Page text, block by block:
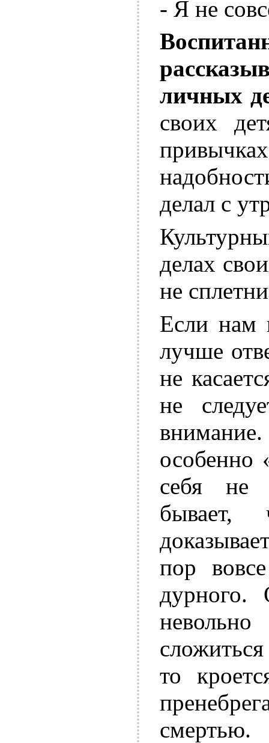
- Я не
личных
своих
делал с
делах
не
Если нам
лучше
не
не
особенно
себя не
пор
дурного.
то
смертью.